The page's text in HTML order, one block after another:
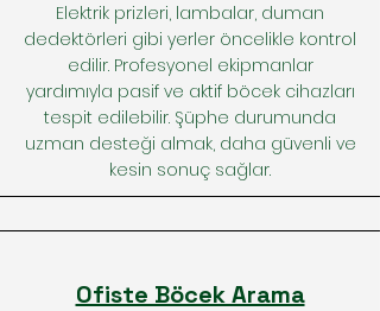
Elektrik prizleri, lambalar, duman
dedektörleri gibi yerler öncelikle kontrol
edilir. Profesyonel ekipmanlar
yardımıyla pasif ve aktif böcek cihazları
tespit edilebilir. Şüphe durumunda
uzman desteği almak, daha güvenli ve
kesin sonuç sağlar.
Ofiste Böcek Arama